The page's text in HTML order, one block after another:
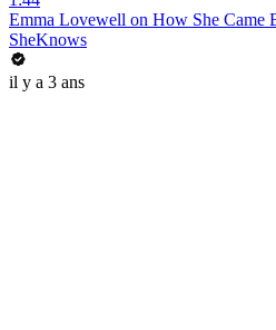
Emma Lovewell on How She Came
SheKnows
il y a 3 ans